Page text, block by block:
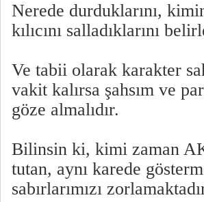
Nerede durduklarını,
kılıcını salladıklarını
Ve tabii olarak karakter
vakit kalırsa şahsım ve
göze almalıdır.
Bilinsin ki, kimi zaman
tutan, aynı karede
sabırlarımızı